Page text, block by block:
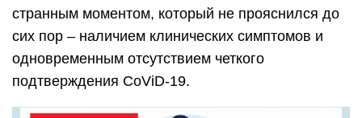
странным моментом, который не прояснился до
сих пор – наличием клинических симптомов и
одновременным отсутствием четкого
подтверждения CoViD-19.